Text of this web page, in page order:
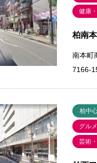
健康
柏南
南本町
7166-
柏中
グル
芸術